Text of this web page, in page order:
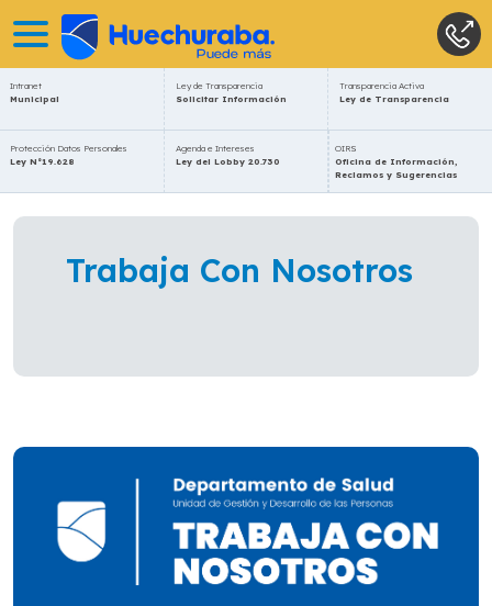
Intranet
Municipal
Ley de Transparencia
Solicitar Información
Transparencia Activa
Ley de Transparencia
Protección Datos Personales
Ley N°19.628
Agenda e Intereses
Ley del Lobby 20.730
OIRS
Oficina de Información,
Reclamos y Sugerencias
Trabaja Con Nosotros